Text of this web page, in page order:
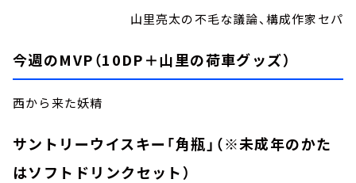
山里亮太の不毛な議論、構成作家セパ
今週のMVP（10DP＋山里の荷車グッズ）
西から来た妖精
サントリーウイスキー「角瓶」（※未成年のかた
はソフトドリンクセット）